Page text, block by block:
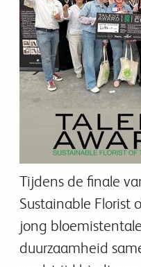
Tijdens de finale
Sustainable Florist
jong
duurzaamheid